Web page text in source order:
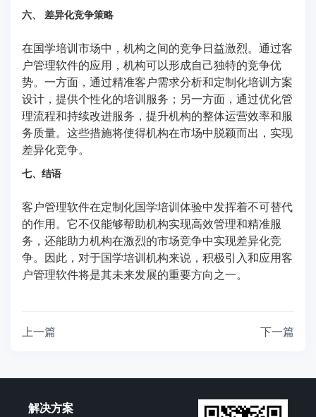
六、 差异化竞争策略
在国学培训市场中，机构之间的竞争日益激烈。通过客
户管理软件的应用，机构可以形成自己独特的竞争优
势。一方面，通过精准客户需求分析和定制化培训方案
设计，提供个性化的培训服务；另一方面，通过优化管
理流程和持续改进服务，提升机构的整体运营效率和服
务质量。这些措施将使得机构在市场中脱颖而出，实现
差异化竞争。
七、结语
客户管理软件在定制化国学培训体验中发挥着不可替代
的作用。它不仅能够帮助机构实现高效管理和精准服
务，还能助力机构在激烈的市场竞争中实现差异化竞
争。因此，对于国学培训机构来说，积极引入和应用客
户管理软件将是其未来发展的重要方向之一。
上一篇 下一篇
解决方案